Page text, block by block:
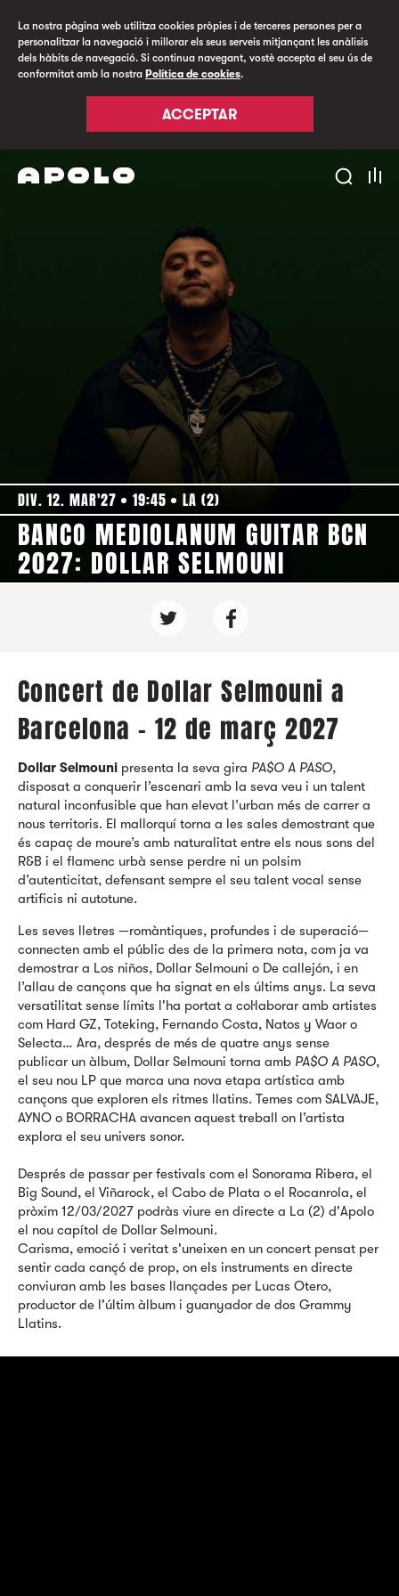
La nostra pàgina web utilitza cookies pròpies i de terceres persones per a
personalitzar la navegació i millorar els seus serveis mitjançant les anàlisis
dels hàbits de navegació. Si continua navegant, vostè accepta el seu ús de
conformitat amb la nostra Política de cookies.
ACCEPTAR
DIV. 12. MAR'27 19:45 LA (2)
BANCO MEDIOLANUM GUITAR BCN
2027: DOLLAR SELMOUNI
Concert de Dollar Selmouni a
Barcelona - 12 de març 2027
Dollar Selmouni presenta la seva gira PA$O A PASO,
disposat a conquerir l’escenari amb la seva veu i un talent
natural inconfusible que han elevat l’urban més de carrer a
nous territoris. El mallorquí torna a les sales demostrant que
és capaç de moure’s amb naturalitat entre els nous sons del
R&B i el flamenc urbà sense perdre ni un polsim
d’autenticitat, defensant sempre el seu talent vocal sense
artificis ni autotune.
Les seves lletres —romàntiques, profundes i de superació—
connecten amb el públic des de la primera nota, com ja va
demostrar a Los niños, Dollar Selmouni o De callejón, i en
l’allau de cançons que ha signat en els últims anys. La seva
versatilitat sense límits l'ha portat a col·laborar amb artistes
com Hard GZ, Toteking, Fernando Costa, Natos y Waor o
Selecta… Ara, després de més de quatre anys sense
publicar un àlbum, Dollar Selmouni torna amb PA$O A PASO,
el seu nou LP que marca una nova etapa artística amb
cançons que exploren els ritmes llatins. Temes com SALVAJE,
AYNO o BORRACHA avancen aquest treball on l’artista
explora el seu univers sonor.
Després de passar per festivals com el Sonorama Ribera, el
Big Sound, el Viñarock, el Cabo de Plata o el Rocanrola, el
pròxim 12/03/2027 podràs viure en directe a La (2) d'Apolo
el nou capítol de Dollar Selmouni.
Carisma, emoció i veritat s'uneixen en un concert pensat per
sentir cada cançó de prop, on els instruments en directe
conviuran amb les bases llançades per Lucas Otero,
productor de l'últim àlbum i guanyador de dos Grammy
Llatins.